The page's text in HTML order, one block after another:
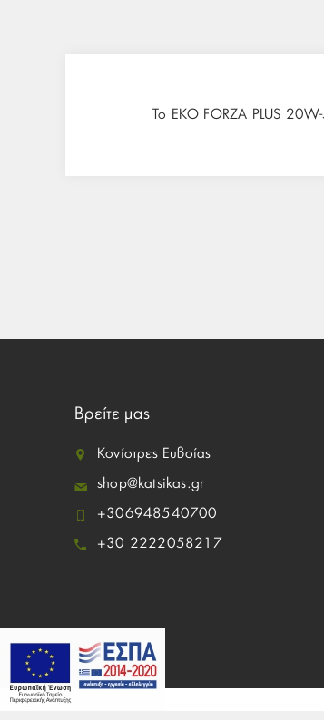
Το EKO FORZA PLUS
Βρείτε μας
Κονίστρες Ευβοίας
shop@katsikas.gr
+306948540700
+30 2222058217